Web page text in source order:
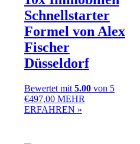
Schnellstarter
Formel von Alex
Fischer
Düsseldorf
Bewertet mit 5.00von 5
€497,00 MEHR
ERFAHREN »